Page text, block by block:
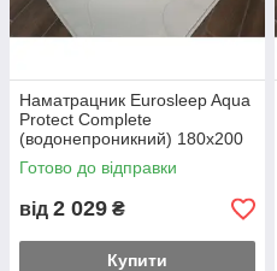
Наматрацник Eurosleep Aqua
Protect Complete
(водонепроникний) 180х200
Готово до відправки
від 2 029 ₴
Купити